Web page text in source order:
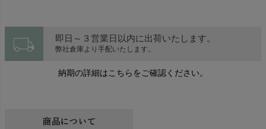
local_shipping 即日～３営業日以内に出荷いたします。
弊社倉庫より手配いたします。
納期の詳細はこちらをご確認ください。
商品について